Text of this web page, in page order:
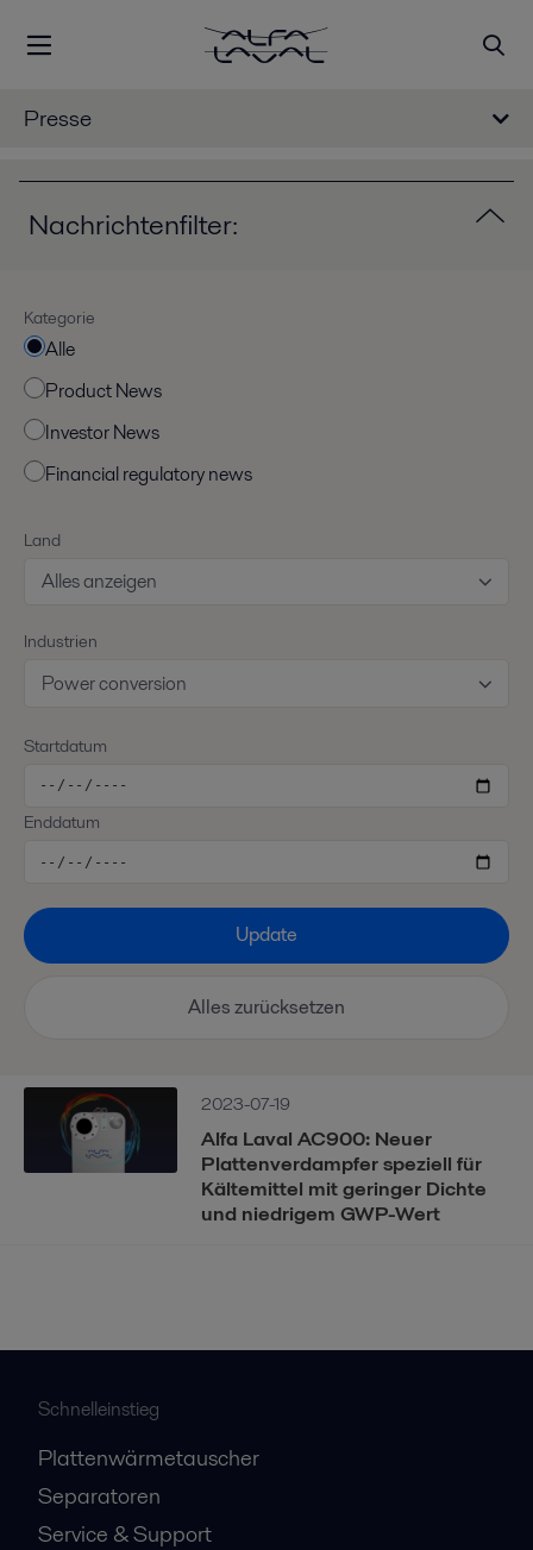
Presse
2023-07-19
Alfa Laval AC900: Neuer
Plattenverdampfer speziell für
Kältemittel mit geringer Dichte
und niedrigem GWP-Wert
Nachrichtenfilter:
Kategorie
Alle
Product News
Investor News
Financial regulatory news
Land
Alles anzeigen
Industrien
Power conversion
Startdatum
Enddatum
Update
Alles zurücksetzen
Schnelleinstieg
Plattenwärmetauscher
Separatoren
Service & Support